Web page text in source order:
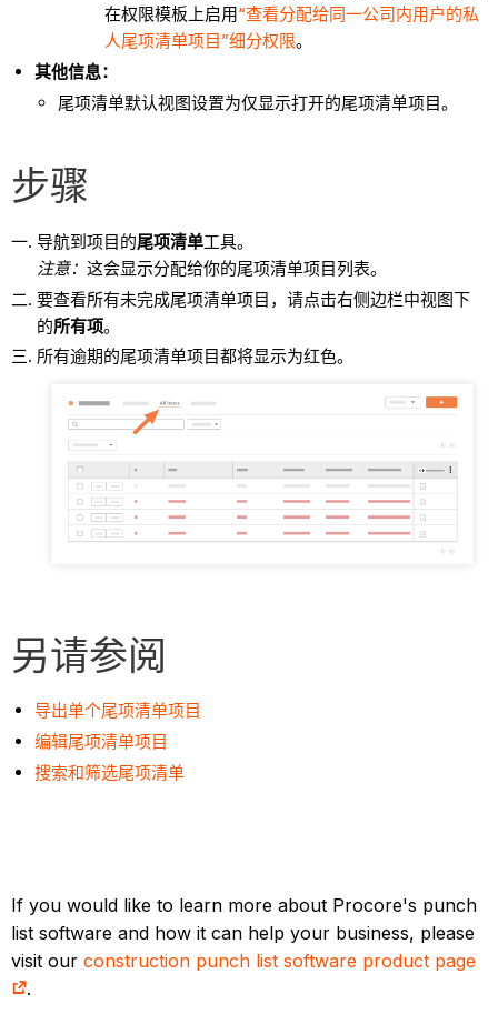
在权限模板上启用“查看分配给同一公司内用户的私
人尾项清单项目”细分权限。
其他信息：
尾项清单默认视图设置为仅显示打开的尾项清单项目。
步骤
导航到项目的尾项清单工具。
注意： 这会显示分配给你的尾项清单项目列表。
要查看所有未完成尾项清单项目，请点击右侧边栏中视图下
的所有项。
所有逾期的尾项清单项目都将显示为红色。
另请参阅
导出单个尾项清单项目
编辑尾项清单项目
搜索和筛选尾项清单
If you would like to learn more about Procore's punch
list software and how it can help your business, please
visit ourconstruction punch list software product page
.